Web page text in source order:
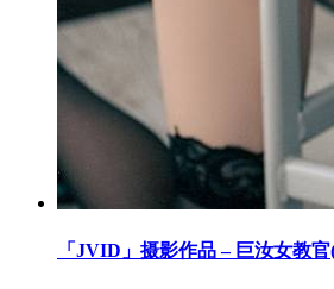
「JVID」摄影作品 – 巨汝女教